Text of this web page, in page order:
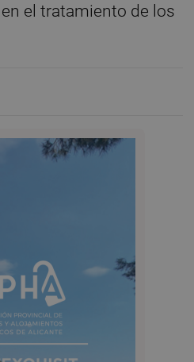
el tratamiento de los